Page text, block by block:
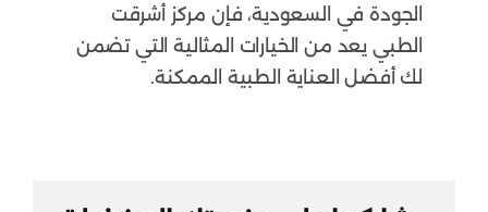
الجودة في السعودية، فإن مركز أشرقت
الطبي يعد من الخيارات المثالية التي تضمن
لك أفضل العناية الطبية الممكنة.